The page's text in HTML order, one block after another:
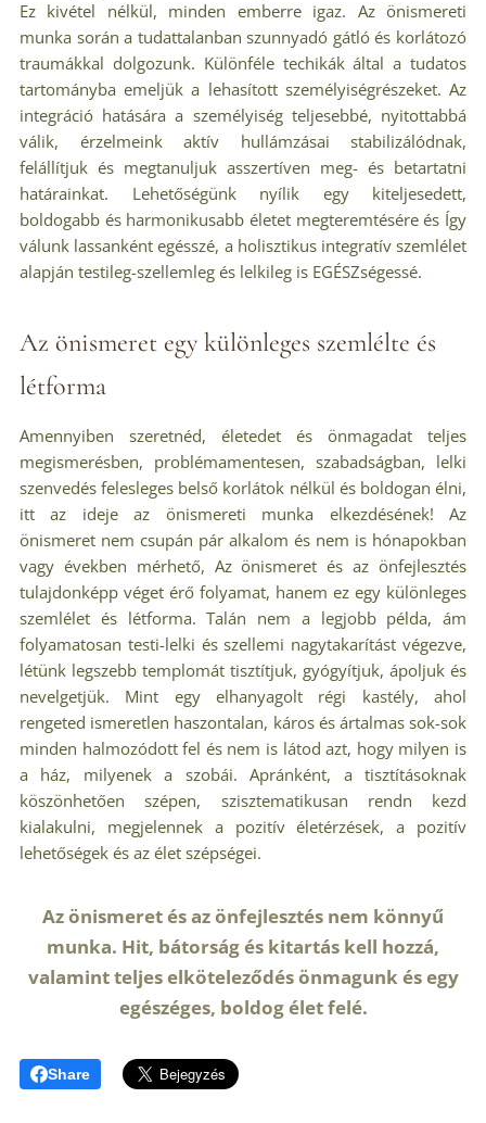
Ez kivétel nélkül, minden emberre igaz. Az önismereti
munka során a tudattalanban szunnyadó gátló és korlátozó
traumákkal dolgozunk. Különféle techikák által a tudatos
tartományba emeljük a lehasított személyiségrészeket. Az
integráció hatására a személyiség teljesebbé, nyitottabbá
válik, érzelmeink aktív hullámzásai stabilizálódnak,
felállítjuk és megtanuljuk asszertíven meg- és betartatni
határainkat. Lehetőségünk nyílik egy kiteljesedett,
boldogabb és harmonikusabb életet megteremtésére és Így
válunk lassanként egésszé, a holisztikus integratív szemlélet
alapján testileg-szellemleg és lelkileg is EGÉSZségessé.
Az önismeret egy különleges szemlélte és
létforma
Amennyiben szeretnéd, életedet és önmagadat teljes
megismerésben, problémamentesen, szabadságban, lelki
szenvedés felesleges belső korlátok nélkül és boldogan élni,
itt az ideje az önismereti munka elkezdésének! Az
önismeret nem csupán pár alkalom és nem is hónapokban
vagy években mérhető, Az önismeret és az önfejlesztés
tulajdonképp véget érő folyamat, hanem ez egy különleges
szemlélet és létforma. Talán nem a legjobb példa, ám
folyamatosan testi-lelki és szellemi nagytakarítást végezve,
létünk legszebb templomát tisztítjuk, gyógyítjuk, ápoljuk és
nevelgetjük. Mint egy elhanyagolt régi kastély, ahol
rengeted ismeretlen haszontalan, káros és ártalmas sok-sok
minden halmozódott fel és nem is látod azt, hogy milyen is
a ház, milyenek a szobái. Apránként, a tisztításoknak
köszönhetően szépen, szisztematikusan rendn kezd
kialakulni, megjelennek a pozitív életérzések, a pozitív
lehetőségek és az élet szépségei.
Az önismeret és az önfejlesztés nem könnyű
munka. Hit, bátorság és kitartás kell hozzá,
valamint teljes elköteleződés önmagunk és egy
egészéges, boldog élet felé.
Share